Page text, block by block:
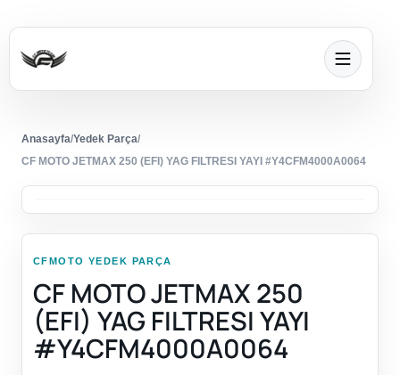
Anasayfa/Yedek Parça/
CF MOTO JETMAX 250 (EFI) YAG FILTRESI YAYI #Y4CFM4000A0064
CFMOTO YEDEK PARÇA
CF MOTO JETMAX 250
(EFI) YAG FILTRESI YAYI
#Y4CFM4000A0064